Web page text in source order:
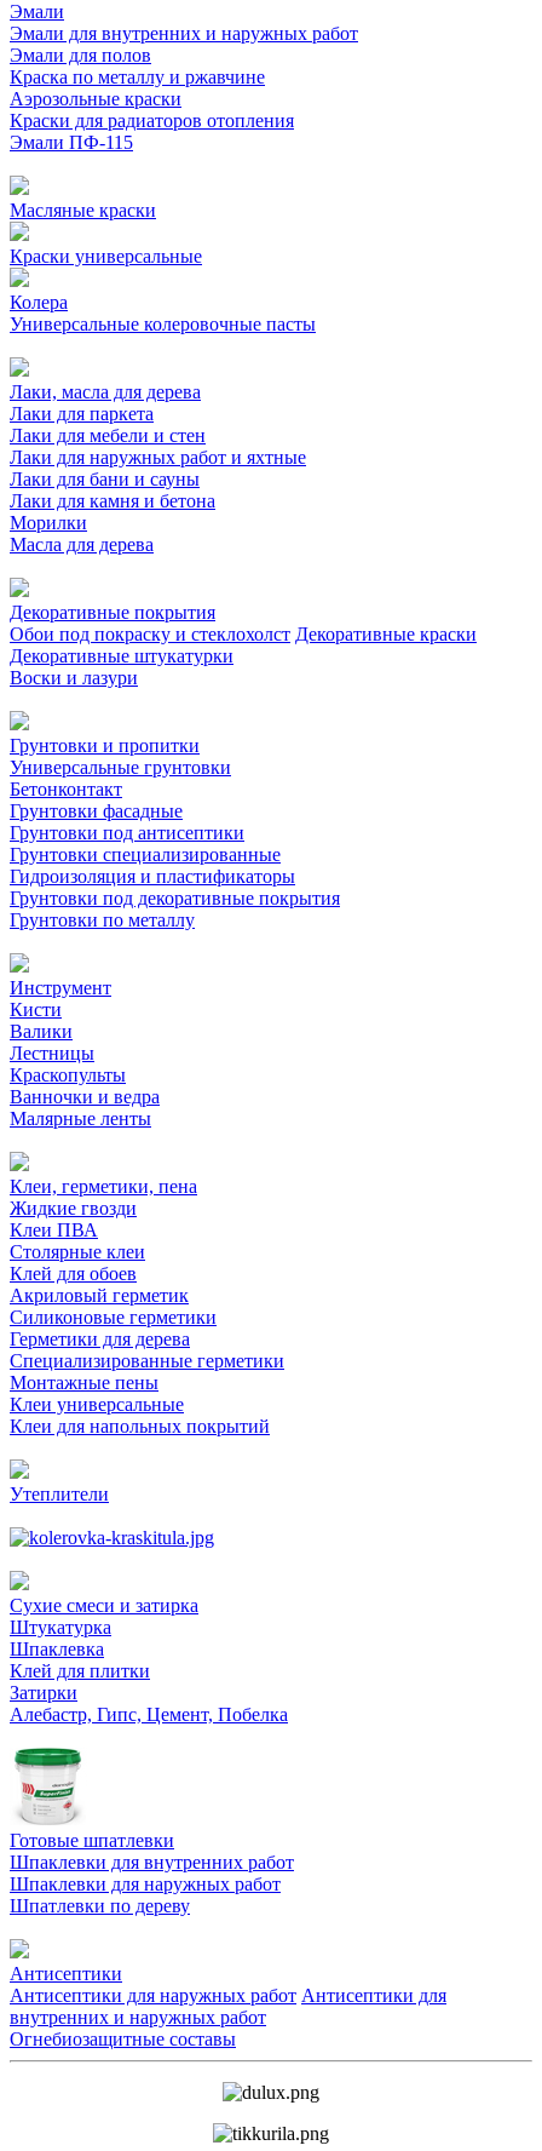
Эмали
Эмали для внутренних и наружных работ
Эмали для полов
Краска по металлу и ржавчине
Аэрозольные краски
Краски для радиаторов отопления
Эмали ПФ-115
Масляные краски
Краски универсальные
Колера
Универсальные колеровочные пасты
Лаки, масла для дерева
Лаки для паркета
Лаки для мебели и стен
Лаки для наружных работ и яхтные
Лаки для бани и сауны
Лаки для камня и бетона
Морилки
Масла для дерева
Декоративные покрытия
Обои под покраску и стеклохолст Декоративные краски
Декоративные штукатурки
Воски и лазури
Грунтовки и пропитки
Универсальные грунтовки
Бетонконтакт
Грунтовки фасадные
Грунтовки под антисептики
Грунтовки специализированные
Гидроизоляция и пластификаторы
Грунтовки под декоративные покрытия
Грунтовки по металлу
Инструмент
Кисти
Валики
Лестницы
Краскопульты
Ванночки и ведра
Малярные ленты
Клеи, герметики, пена
Жидкие гвозди
Клеи ПВА
Столярные клеи
Клей для обоев
Акриловый герметик
Силиконовые герметики
Герметики для дерева
Специализированные герметики
Монтажные пены
Клеи универсальные
Клеи для напольных покрытий
Утеплители
Сухие смеси и затирка
Штукатурка
Шпаклевка
Клей для плитки
Затирки
Алебастр, Гипс, Цемент, Побелка
Готовые шпатлевки
Шпаклевки для внутренних работ
Шпаклевки для наружных работ
Шпатлевки по дереву
Антисептики
Антисептики для наружных работ Антисептики для
внутренних и наружных работ
Огнебиозащитные составы